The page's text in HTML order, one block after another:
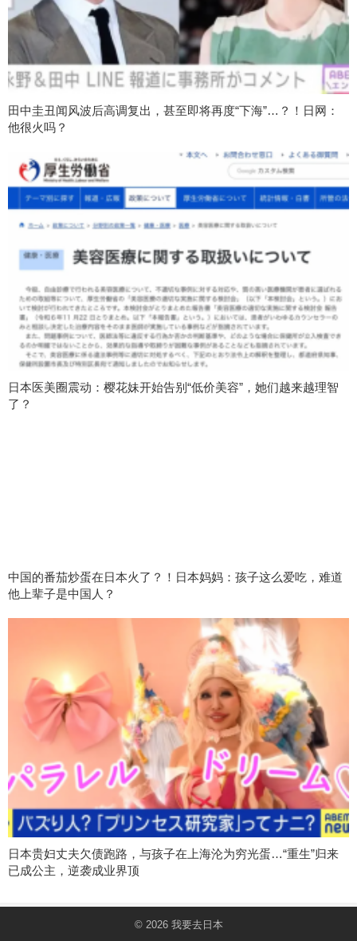
田中圭丑闻风波后高调复出，甚至即将再度“下海”…？！日网：
他很火吗？
日本医美圈震动：樱花妹开始告别“低价美容”，她们越来越理智
了？
中国的番茄炒蛋在日本火了？！日本妈妈：孩子这么爱吃，难道
他上辈子是中国人？
日本贵妇丈夫欠债跑路，与孩子在上海沦为穷光蛋…“重生”归来
已成公主，逆袭成业界顶
© 2026 我要去日本